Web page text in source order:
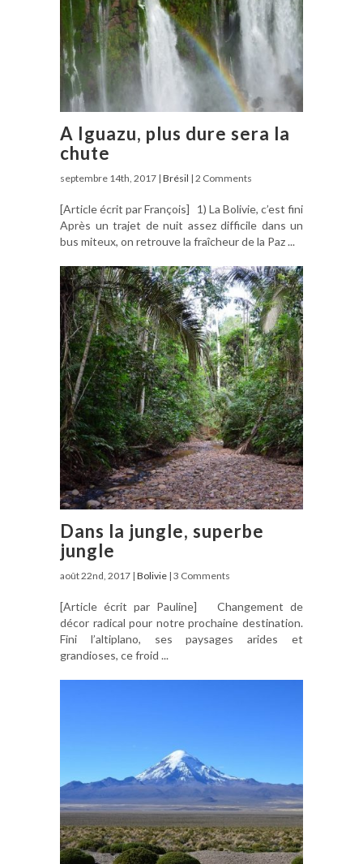
A Iguazu, plus dure sera la
chute
septembre 14th, 2017 | Brésil | 2 Comments
[Article écrit par François] 1) La Bolivie, c’est fini
Après un trajet de nuit assez difficile dans un
bus miteux, on retrouve la fraîcheur de la Paz ...
Dans la jungle, superbe
jungle
août 22nd, 2017 | Bolivie | 3 Comments
[Article écrit par Pauline] Changement de
décor radical pour notre prochaine destination.
Fini l’altiplano, ses paysages arides et
grandioses, ce froid ...